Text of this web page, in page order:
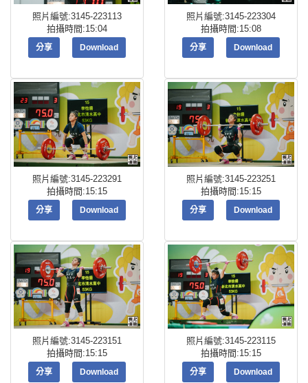
照片編號:3145-223113
拍攝時間:15:04
分享 Download
照片編號:3145-223304
拍攝時間:15:08
分享 Download
照片編號:3145-223291
拍攝時間:15:15
分享 Download
照片編號:3145-223251
拍攝時間:15:15
分享 Download
照片編號:3145-223151
拍攝時間:15:15
分享 Download
照片編號:3145-223115
拍攝時間:15:15
分享 Download